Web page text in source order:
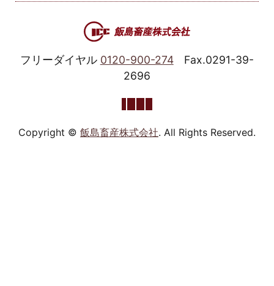
フリーダイヤル 0120-900-274
Fax.0291-39-
2696
Copyright © 飯島畜産株式会社. All Rights Reserved.